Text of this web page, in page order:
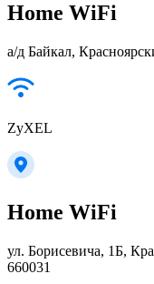
Home WiFi
а/д Байкал,
ZyXEL
Home WiFi
ул. Борисевича, 1Б,
660031